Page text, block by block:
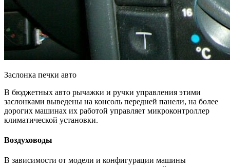
Заслонка печки авто
В бюджетных авто рычажки и ручки управления этими
заслонками выведены на консоль передней панели, на более
дорогих машинах их работой управляет микроконтроллер
климатической установки.
Воздуховоды
В зависимости от модели и конфигурации машины